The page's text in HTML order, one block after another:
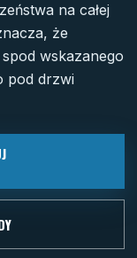
na całej
że
wskazanego
pod drzwi